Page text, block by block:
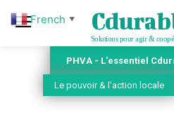
Solutions pour agir &
PHVA - L'essentiel
Le pouvoir & l'action locale
French ▼